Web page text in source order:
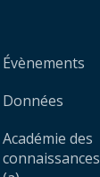
Évènements
Données
Académie des
connaissances